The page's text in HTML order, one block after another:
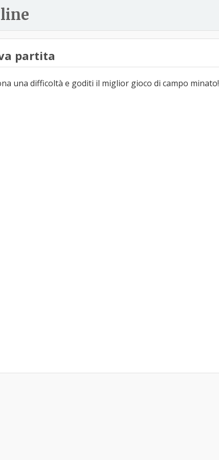
partita
una difficoltà e goditi il miglior gioco di campo minato!